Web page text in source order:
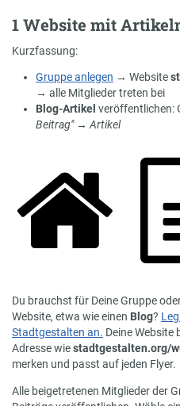
1 Website mit
Kurzfassung:
Gruppe anlegen → Website
→ alle Mitglieder treten bei
Blog-Artikel veröffentlichen:
Beitrag"→ Artikel
Du brauchst für Deine Gruppe
Website, etwa wie einen Blog?
Stadtgestalten an. Deine Website
Adresse wiestadtgestalten.org/
merken und passt auf jeden Flyer.
Alle beigetretenen Mitglieder der